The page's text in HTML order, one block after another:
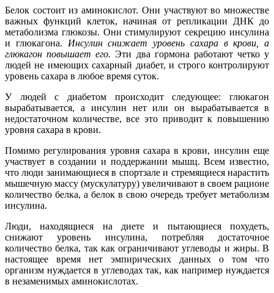
Белок состоит из аминокислот. Они участвуют во множестве
важных функций клеток, начиная от репликации ДНК до
метаболизма глюкозы. Они стимулируют секрецию инсулина
и глюкагона. Инсулин снижает уровень сахара в крови, а
глюкагон повышает его. Эти два гормона работают четко у
людей не имеющих сахарный диабет, и строго контролируют
уровень сахара в любое время суток.
У людей с диабетом происходит следующее: глюкагон
вырабатывается, а инсулин нет или он вырабатывается в
недостаточном количестве, все это приводит к повышению
уровня сахара в крови.
Помимо регулирования уровня сахара в крови, инсулин еще
участвует в создании и поддержании мышц. Всем известно,
что люди занимающиеся в спортзале и стремящиеся нарастить
мышечную массу (мускулатуру) увеличивают в своем рационе
количество белка, а белок в свою очередь требует метаболизм
инсулина.
Люди, находящиеся на диете и пытающиеся похудеть,
снижают уровень инсулина, потребляя достаточное
количество белка, так как ограничивают углеводы и жиры. В
настоящее время нет эмпирических данных о том что
организм нуждается в углеводах так, как например нуждается
в незаменимых аминокислотах.